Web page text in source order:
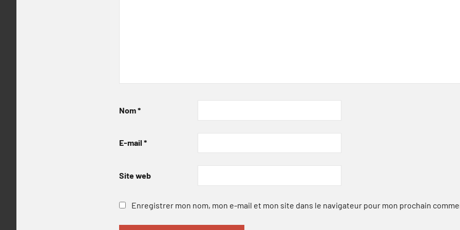
Nom*
E-mail *
Site web
Enregistrer mon nom, mon e-mail et mon site dans le navigateur pour mon prochain